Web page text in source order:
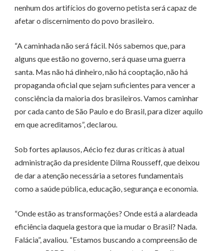
nenhum dos artifícios do governo petista será capaz de
afetar o discernimento do povo brasileiro.
“A caminhada não será fácil. Nós sabemos que, para
alguns que estão no governo, será quase uma guerra
santa. Mas não há dinheiro, não há cooptação, não há
propaganda oficial que sejam suficientes para vencer a
consciência da maioria dos brasileiros. Vamos caminhar
por cada canto de São Paulo e do Brasil, para dizer aquilo
em que acreditamos”, declarou.
Sob fortes aplausos, Aécio fez duras críticas à atual
administração da presidente Dilma Rousseff, que deixou
de dar a atenção necessária a setores fundamentais
como a saúde pública, educação, segurança e economia.
“Onde estão as transformações? Onde está a alardeada
eficiência daquela gestora que ia mudar o Brasil? Nada.
Falácia”, avaliou. “Estamos buscando a compreensão de